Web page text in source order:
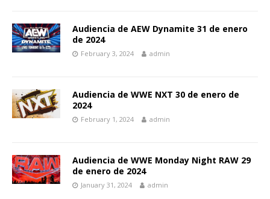
Audiencia de AEW Dynamite 31 de enero
de 2024
February 3, 2024 admin
Audiencia de WWE NXT 30 de enero de
2024
February 1, 2024 admin
Audiencia de WWE Monday Night RAW 29
de enero de 2024
January 31, 2024 admin